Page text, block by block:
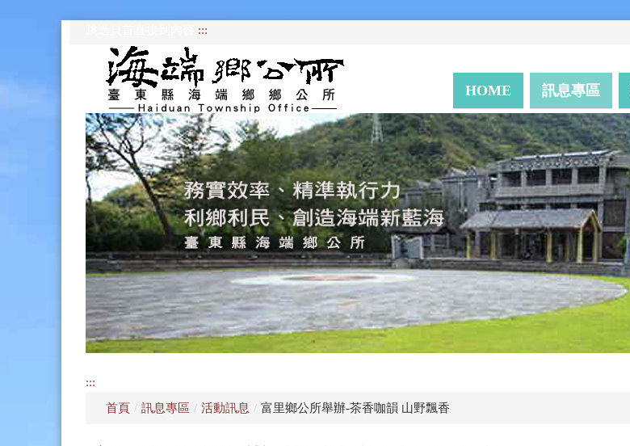
:::
HOME 訊息專區
:::
首頁 / 訊息專區 / 活動訊息 / 富里鄉公所舉辦-茶香咖韻 山野飄香